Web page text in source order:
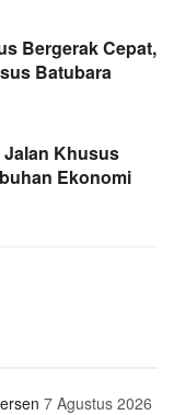
Bergerak Cepat,
Batubara
Jalan Khusus
Ekonomi
7 Agustus 2026